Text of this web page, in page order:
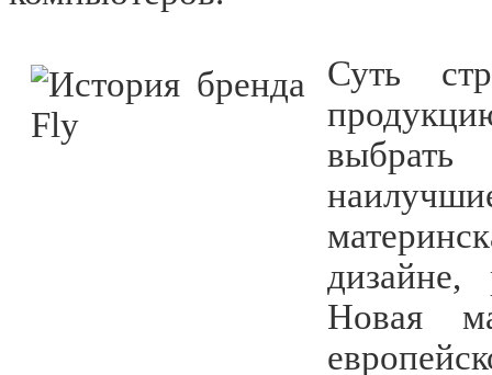
Суть
выбрать
Новая